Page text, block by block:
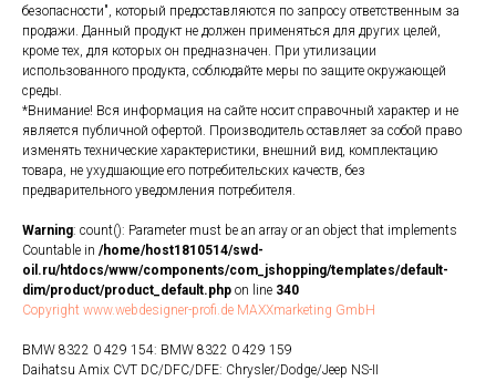
безопасности", который предоставляются по запросу ответственным за
продажи. Данный продукт не должен применяться для других целей,
кроме тех, для которых он предназначен. При утилизации
использованного продукта, соблюдайте меры по защите окружающей
среды.
*Внимание! Вся информация на сайте носит справочный характер и не
является публичной офертой. Производитель оставляет за собой право
изменять технические характеристики, внешний вид, комплектацию
товара, не ухудшающие его потребительских качеств, без
предварительного уведомления потребителя.
Warning: count(): Parameter must be an array or an object that implements
Countable in /home/host1810514/swd-
oil.ru/htdocs/www/components/com_jshopping/templates/default-
dim/product/product_default.php on line 340
Copyright www.webdesigner-profi.de MAXXmarketing GmbH
BMW 8322 0 429 154: BMW 8322 0 429 159
Daihatsu Amix CVT DC/DFC/DFE: Chrysler/Dodge/Jeep NS-II